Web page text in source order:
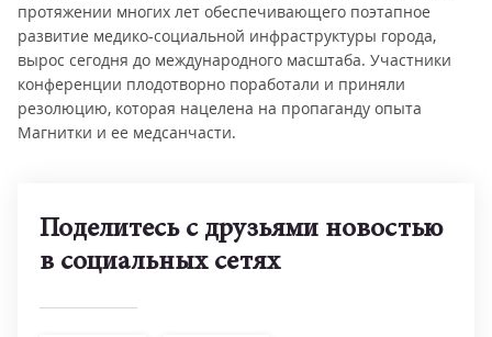
протяжении многих лет обеспечивающего поэтапное
развитие медико-социальной инфраструктуры города,
вырос сегодня до международного масштаба. Участники
конференции плодотворно поработали и приняли
резолюцию, которая нацелена на пропаганду опыта
Магнитки и ее медсанчасти.
Поделитесь с друзьями новостью
в социальных сетях